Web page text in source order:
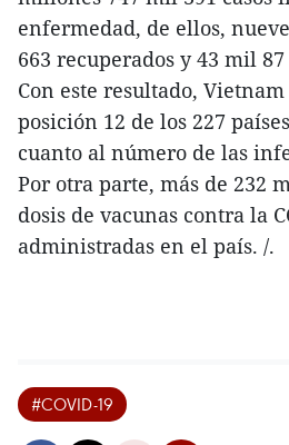
enfermedad, de ellos,
663 recuperados y 43 mil
Con este resultado,
posición 12 de los 227
cuanto al número de las
Por otra parte, más de 232
dosis de vacunas contra la
administradas en el país. /.
#COVID-19